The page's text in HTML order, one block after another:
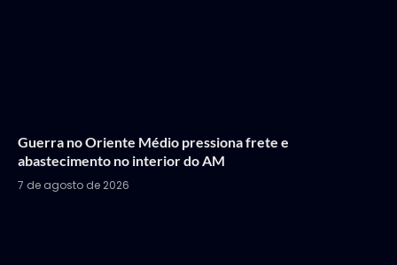
Guerra no Oriente Médio pressiona frete e
abastecimento no interior do AM
7 de agosto de 2026